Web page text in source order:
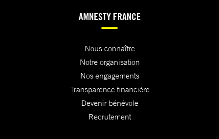
AMNESTY FRANCE
Nous connaître
Notre organisation
Nos engagements
Transparence financière
Devenir bénévole
Recrutement